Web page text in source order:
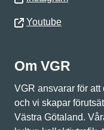
Youtube
Om VGR
VGR ansvarar för
och vi skapar
Västra Götaland.